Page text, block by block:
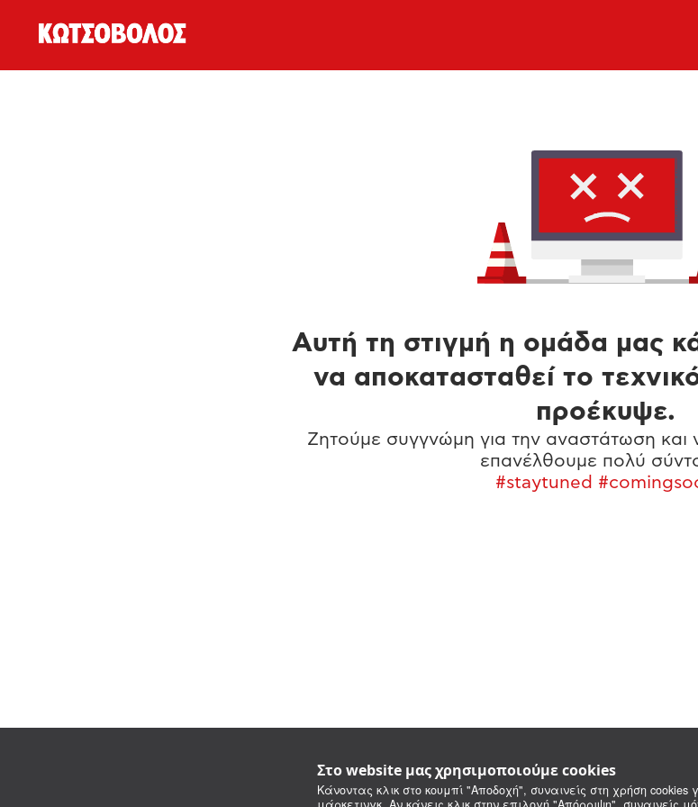
Στο website μας χρησιμοποιούμε cookies
Κάνοντας κλικ στο κουμπί "Αποδοχή", συναινείς στη χρήση cookies
Αυτή τη στιγμή η ομάδα μας
να αποκατασταθεί το
προέκυψε.
Ζητούμε συγγνώμη για την αναστάτωση και
επανέλθουμε πολύ
#staytuned